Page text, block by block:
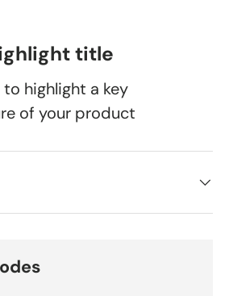
title
to highlight a key
of your product